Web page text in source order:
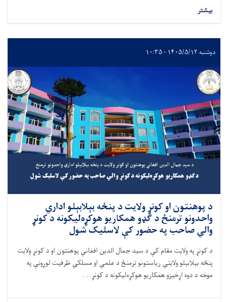
بیشتر
دوشنبه ۱۴۰۵/۵/۱۲ - ۱۰:۳۵
د پوهنتون او کونړ ولايت د پنځه بېلابېلو اداري
واحدونو ترمنځ د گډو همکاريو هوکړه‌ليکونه د کونړ
والي صاحب په حضور کې لاسليک شول
د کونړ په ولايت مقام کې د سيد جمال الدين افغاني پوهنتون او د کونړ ولايت
پنځه بېلابېلو ولايتي رياستونو ترمنځ د علمي او مسلکي ظرفيت لوړونې په
موخه د دوه اړخيزو همکاريو هوکړه‌ليکونه د کونړ. . .